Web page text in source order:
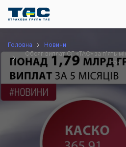
Головна
Новини
Обсяг виплат СГ «ТАС» за п’ять
грн